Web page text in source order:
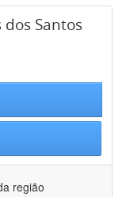
dos Santos
região